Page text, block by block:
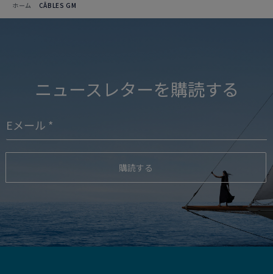
ホーム CÂBLES GM
ニュースレターを購読する
購読する